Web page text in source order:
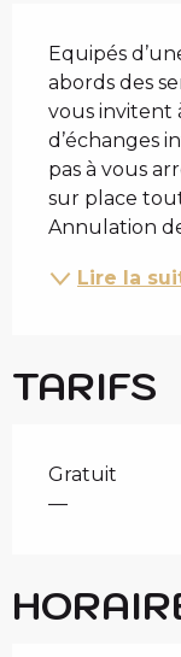
Equipés
abords des
vous invitent
d’échanges
pas à vous
sur place
Annulation
Lire la
TARIFS
Gratuit
—